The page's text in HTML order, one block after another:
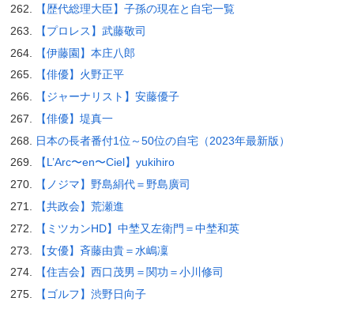
【歴代総理大臣】子孫の現在と自宅一覧
【プロレス】武藤敬司
【伊藤園】本庄八郎
【俳優】火野正平
【ジャーナリスト】安藤優子
【俳優】堤真一
日本の長者番付1位～50位の自宅（2023年最新版）
【L’Arc〜en〜Ciel】yukihiro
【ノジマ】野島絹代＝野島廣司
【共政会】荒瀬進
【ミツカンHD】中埜又左衛門＝中埜和英
【女優】斉藤由貴＝水嶋凜
【住吉会】西口茂男＝関功＝小川修司
【ゴルフ】渋野日向子